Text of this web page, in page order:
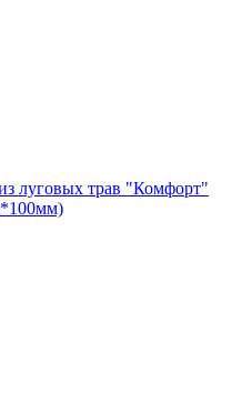
луговых трав "Комфорт"